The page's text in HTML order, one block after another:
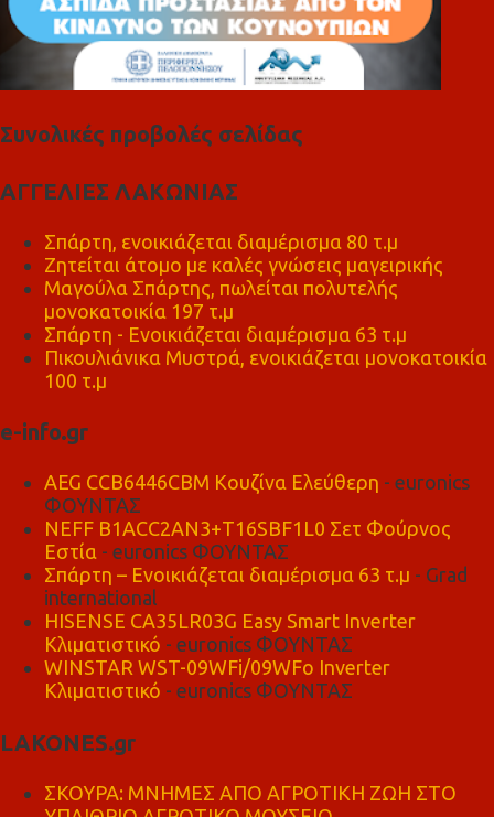
Συνολικές προβολές σελίδας
ΑΓΓΕΛΙΕΣ ΛΑΚΩΝΙΑΣ
Σπάρτη, ενοικιάζεται διαμέρισμα 80 τ.μ
Ζητείται άτομο με καλές γνώσεις μαγειρικής
Μαγούλα Σπάρτης, πωλείται πολυτελής
μονοκατοικία 197 τ.μ
Σπάρτη - Ενοικιάζεται διαμέρισμα 63 τ.μ
Πικουλιάνικα Μυστρά, ενοικιάζεται μονοκατοικία
100 τ.μ
e-info.gr
AEG CCB6446CBM Κουζίνα Ελεύθερη - euronics
ΦΟΥΝΤΑΣ
NEFF B1ACC2AN3+T16SBF1L0 Σετ Φούρνος
Εστία - euronics ΦΟΥΝΤΑΣ
Σπάρτη – Ενοικιάζεται διαμέρισμα 63 τ.μ - Grad
international
HISENSE CA35LR03G Easy Smart Inverter
Κλιματιστικό - euronics ΦΟΥΝΤΑΣ
WINSTAR WST-09WFi/09WFo Inverter
Κλιματιστικό - euronics ΦΟΥΝΤΑΣ
LAKONES.gr
ΣΚΟΥΡΑ: ΜΝΗΜΕΣ ΑΠΟ ΑΓΡΟΤΙΚΗ ΖΩΗ ΣΤΟ